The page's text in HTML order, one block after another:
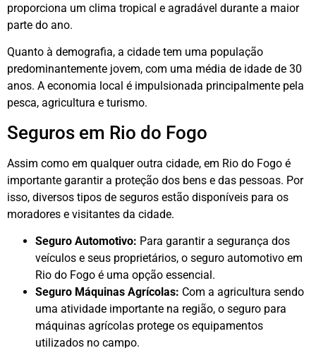
proporciona um clima tropical e agradável durante a maior
parte do ano.
Quanto à demografia, a cidade tem uma população
predominantemente jovem, com uma média de idade de 30
anos. A economia local é impulsionada principalmente pela
pesca, agricultura e turismo.
Seguros em Rio do Fogo
Assim como em qualquer outra cidade, em Rio do Fogo é
importante garantir a proteção dos bens e das pessoas. Por
isso, diversos tipos de seguros estão disponíveis para os
moradores e visitantes da cidade.
Seguro Automotivo: Para garantir a segurança dos
veículos e seus proprietários, o seguro automotivo em
Rio do Fogo é uma opção essencial.
Seguro Máquinas Agrícolas: Com a agricultura sendo
uma atividade importante na região, o seguro para
máquinas agrícolas protege os equipamentos
utilizados no campo.